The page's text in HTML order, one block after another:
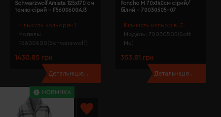
Кількість кольорів: 1
Модель:
F5600600(Schwarzwolf)
Schwarzwolf Amiata 125х170 см
темно-сірий - F5600600AJ3
1430.85 грн
Детальніше...
Кількість кольорів: 5
Модель: 70030505(Soft
Me)
Poncho M 70х140см сірий/
білий - 70030505-07
353.81 грн
Детальніше...
НОВИНКА